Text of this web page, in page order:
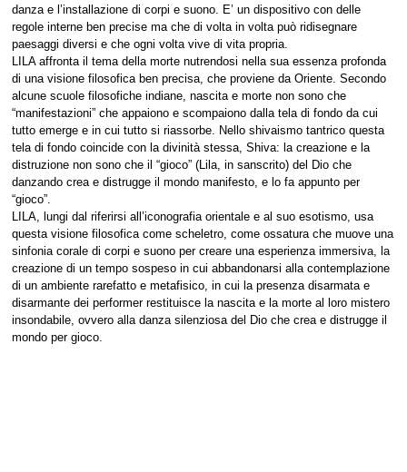
danza e l’installazione di corpi e suono. E’ un dispositivo con delle
regole interne ben precise ma che di volta in volta può ridisegnare
paesaggi diversi e che ogni volta vive di vita propria.
LILA affronta il tema della morte nutrendosi nella sua essenza profonda
di una visione filosofica ben precisa, che proviene da Oriente. Secondo
alcune scuole filosofiche indiane, nascita e morte non sono che
“manifestazioni” che appaiono e scompaiono dalla tela di fondo da cui
tutto emerge e in cui tutto si riassorbe. Nello shivaismo tantrico questa
tela di fondo coincide con la divinità stessa, Shiva: la creazione e la
distruzione non sono che il “gioco” (Lila, in sanscrito) del Dio che
danzando crea e distrugge il mondo manifesto, e lo fa appunto per
“gioco”.
LILA, lungi dal riferirsi all’iconografia orientale e al suo esotismo, usa
questa visione filosofica come scheletro, come ossatura che muove una
sinfonia corale di corpi e suono per creare una esperienza immersiva, la
creazione di un tempo sospeso in cui abbandonarsi alla contemplazione
di un ambiente rarefatto e metafisico, in cui la presenza disarmata e
disarmante dei performer restituisce la nascita e la morte al loro mistero
insondabile, ovvero alla danza silenziosa del Dio che crea e distrugge il
mondo per gioco.